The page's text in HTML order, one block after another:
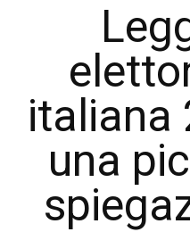
italiana
una